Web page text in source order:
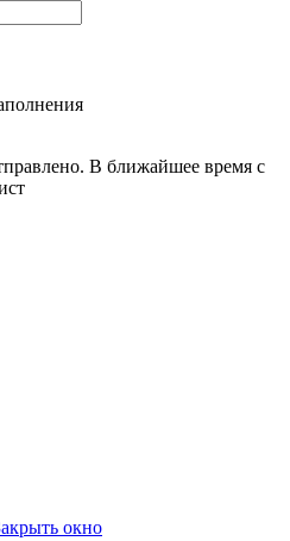
В ближайшее время с
окно